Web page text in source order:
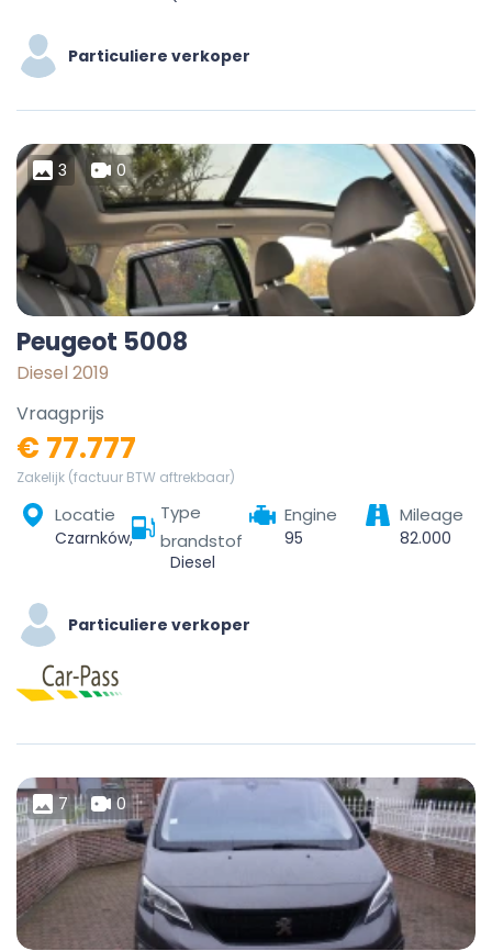
Particuliere verkoper
3 0
Peugeot 5008
Diesel 2019
Vraagprijs
€ 77.777
Zakelijk (factuur BTW aftrekbaar)
Locatie
Czarnków, powiat czarnkowsko-trzcianecki, województwo wielkopolskie, 64-700, Polska
Type
brandstof
Diesel
Engine
95
Mileage
82.000
Particuliere verkoper
7 0